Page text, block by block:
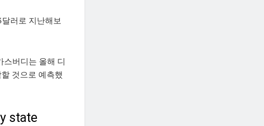
러로 지난해보
스버디는 올해 디
것으로 예측했
state